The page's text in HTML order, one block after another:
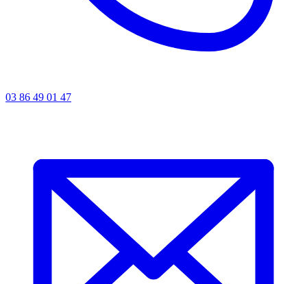
03 86 49 01 47